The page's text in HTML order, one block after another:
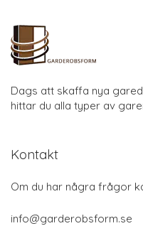
Dags att skaffa nya
hittar du alla typer av
Kontakt
Om du har några frågor
info@garderobsform.se